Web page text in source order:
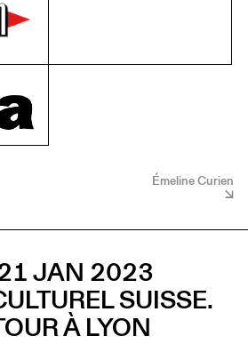
Émeline Curien
JAN 2023
SUISSE.
À LYON